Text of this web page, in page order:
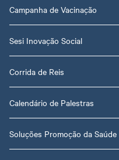
Campanha de Vacinação
Sesi Inovação Social
Corrida de Reis
Calendário de Palestras
Soluções Promoção da Saúde